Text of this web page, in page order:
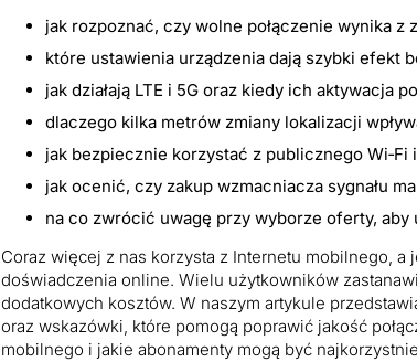
jak rozpoznać, czy wolne połączenie wynika
które ustawienia urządzenia dają szybki efekt
jak działają LTE i 5G oraz kiedy ich aktywacja
dlaczego kilka metrów zmiany lokalizacji
jak bezpiecznie korzystać z publicznego Wi‑Fi
jak ocenić, czy zakup wzmacniacza sygnału
na co zwrócić uwagę przy wyborze oferty,
Coraz więcej z nas korzysta z Internetu mobilnego,
doświadczenia online. Wielu użytkowników
dodatkowych kosztów. W naszym artykule
oraz wskazówki, które pomogą poprawić jakość
mobilnego i jakie abonamenty mogą być